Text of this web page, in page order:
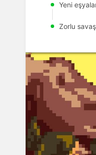
Yeni
Zorlu